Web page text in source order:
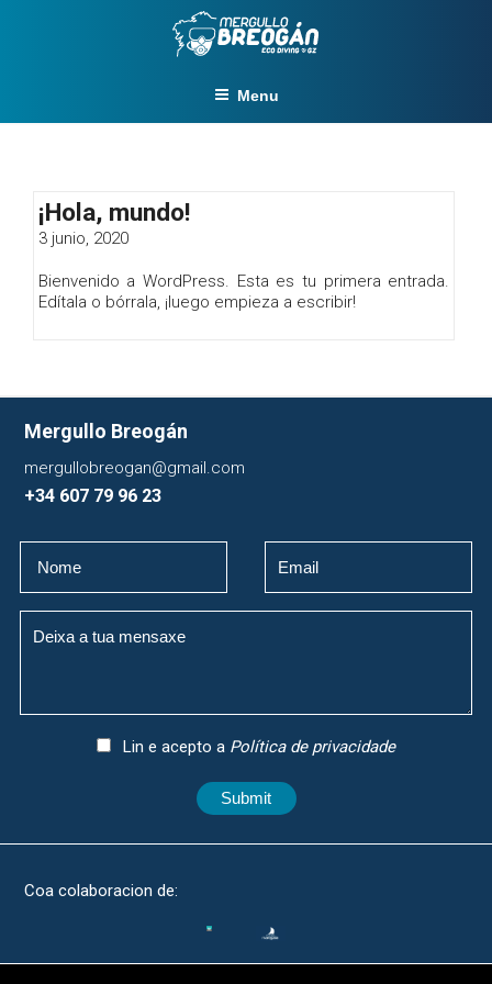
Menu
¡Hola, mundo!
3 junio, 2020
Bienvenido a WordPress. Esta es tu primera entrada.
Edítala o bórrala, ¡luego empieza a escribir!
Mergullo Breogán
mergullobreogan@gmail.com
+34 607 79 96 23
Lin e acepto a Política de privacidade
Submit
Coa colaboracion de: